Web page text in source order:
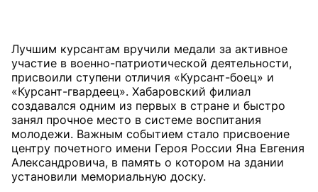
Лучшим курсантам вручили медали за активное
участие в военно-патриотической деятельности,
присвоили ступени отличия «Курсант-боец» и
«Курсант-гвардеец». Хабаровский филиал
создавался одним из первых в стране и быстро
занял прочное место в системе воспитания
молодежи. Важным событием стало присвоение
центру почетного имени Героя России Яна Евгения
Александровича, в память о котором на здании
установили мемориальную доску.